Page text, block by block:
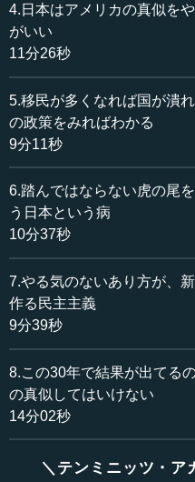
執行 そう。それでやる気
った戦後のほうが、日本人
戦後なぜ平和になったかと
やられた」とみんな恨んで
プがいなくなったからです。
と。
執行 頑張った人たちです
ならない」といった人がい
―― レッドパージ（公職追
平和になり、経済もよくな
―― おっしゃるとおりです
を最近強く感じて、真の民
4.日本はアメリカの真似を
がいい
11分26秒
5.移民が多くなれば国が潰
の政策をみればわかる
9分11秒
6.踏んではならない虎の尾
う日本という病
10分37秒
7.やる気のないあり方が、
作る民主主義
9分39秒
8.この30年で結果が出てる
の真似してはいけない
14分02秒
＼テンミニッツ・ア